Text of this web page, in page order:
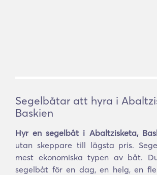
Segelbåtar att hyra i
Baskien
Hyr en segelbåt i Abaltzisketa,
utan skeppare till lägsta pris.
mest ekonomiska typen av båt.
segelbåt för en dag, en helg, en